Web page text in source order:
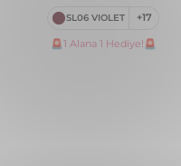
SL06 VIOLET +17
🚨1 Alana 1 Hediye!🚨